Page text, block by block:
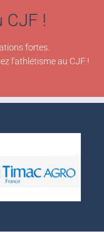
CJF !
fortes.
l'athlétisme au CJF !